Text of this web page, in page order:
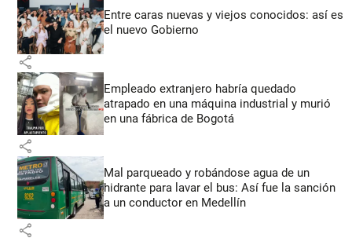
Entre caras nuevas y viejos conocidos: así es
el nuevo Gobierno
share
Empleado extranjero habría quedado
atrapado en una máquina industrial y murió
en una fábrica de Bogotá
share
Mal parqueado y robándose agua de un
hidrante para lavar el bus: Así fue la sanción
a un conductor en Medellín
share